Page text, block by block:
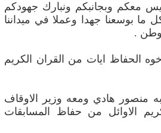
معكم وبجانبكم ونبارك جهودكم
ما بوسعنا جهدا وعملا في ميداننا
.
الحفاظ ايات من القران الكريم
منصور هادي ومعه وزير الاوقاف
الاوائل من حفاظ المسابقات